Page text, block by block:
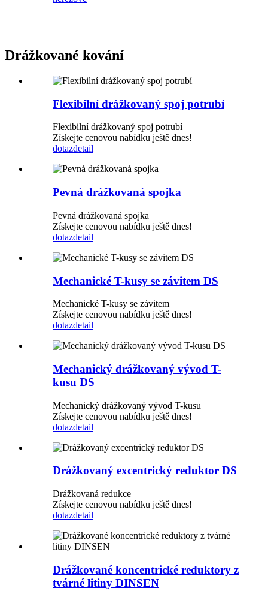
Drážkované kování
Flexibilní drážkovaný spoj potrubí
Flexibilní drážkovaný spoj potrubí
Získejte cenovou nabídku ještě dnes!
dotazdetail
Pevná drážkovaná spojka
Pevná drážkovaná spojka
Získejte cenovou nabídku ještě dnes!
dotazdetail
Mechanické T-kusy se závitem DS
Mechanické T-kusy se závitem
Získejte cenovou nabídku ještě dnes!
dotazdetail
Mechanický drážkovaný vývod T-
kusu DS
Mechanický drážkovaný vývod T-kusu
Získejte cenovou nabídku ještě dnes!
dotazdetail
Drážkovaný excentrický reduktor DS
Drážkovaná redukce
Získejte cenovou nabídku ještě dnes!
dotazdetail
Drážkované koncentrické reduktory z
tvárné litiny DINSEN